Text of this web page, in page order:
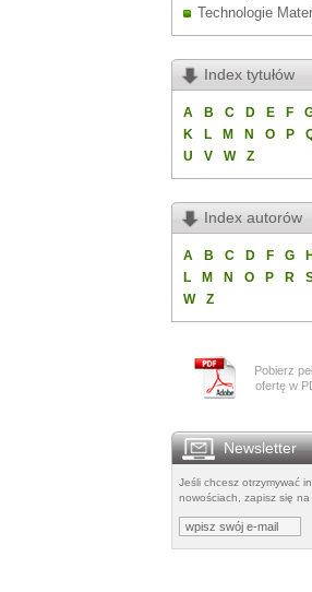
Technologie
Index tytułów
A B C D E F
K
L M N O P
U
V W Z
Index autorów
A B C D F G H
L
M N O P R
W
Z
Pobierz
ofertę w
Newsletter
Jeśli chcesz otrzymywać
nowościach, zapisz się na